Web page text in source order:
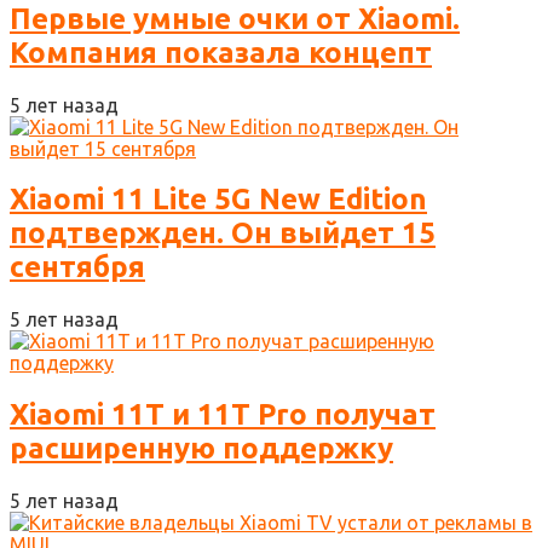
Первые умные очки от Xiaomi.
Компания показала концепт
5 лет назад
Xiaomi 11 Lite 5G New Edition
подтвержден. Он выйдет 15
сентября
5 лет назад
Xiaomi 11T и 11T Pro получат
расширенную поддержку
5 лет назад